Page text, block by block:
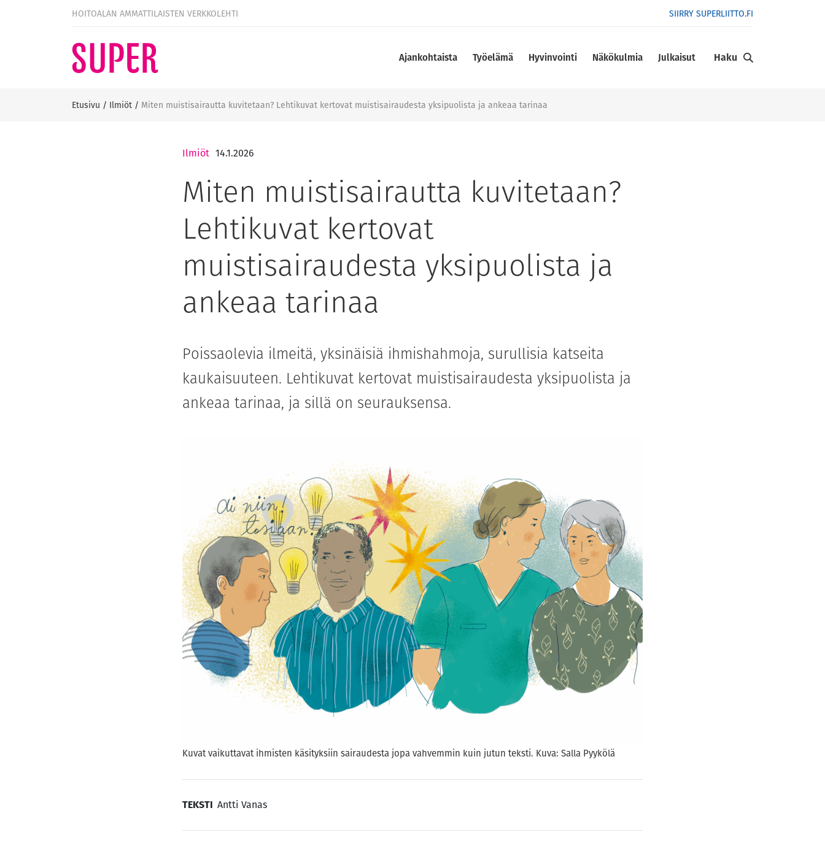
HOITOALAN AMMATTILAISTEN VERKKOLEHTI SIIRRY SUPERLIITTO.FI
Ajankohtaista Työelämä Hyvinvointi Näkökulmia Julkaisut Haku
Etusivu / Ilmiöt / Miten muistisairautta kuvitetaan? Lehtikuvat kertovat muistisairaudesta yksipuolista ja ankeaa tarinaa
Ilmiöt 14.1.2026
Miten muistisairautta kuvitetaan?
Lehtikuvat kertovat
muistisairaudesta yksipuolista ja
ankeaa tarinaa
Poissaolevia ilmeitä, yksinäisiä ihmishahmoja, surullisia katseita
kaukaisuuteen. Lehtikuvat kertovat muistisairaudesta yksipuolista ja
ankeaa tarinaa, ja sillä on seurauksensa.
Kuvat vaikuttavat ihmisten käsityksiin sairaudesta jopa vahvemmin kuin jutun teksti. Kuva: Salla Pyykölä
TEKSTI Antti Vanas